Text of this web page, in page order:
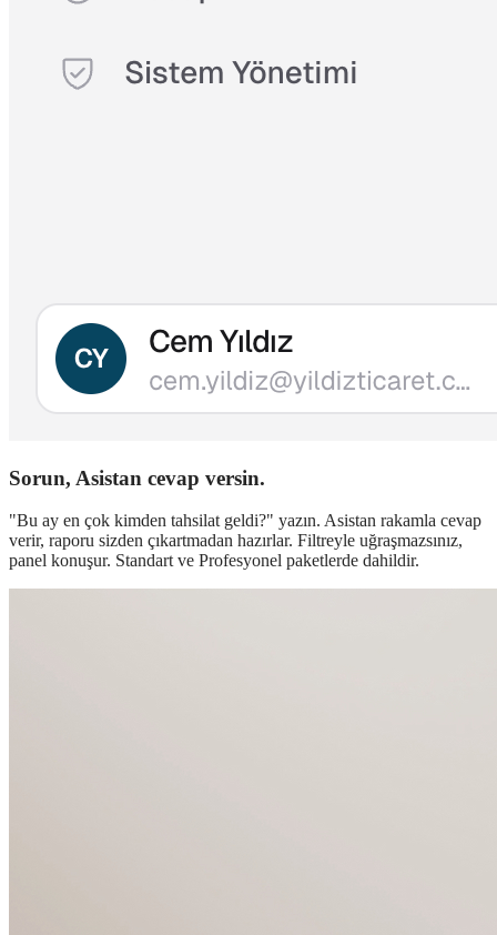
Sorun, Asistan cevap versin.
"Bu ay en çok kimden tahsilat geldi?" yazın. Asistan rakamla cevap
verir, raporu sizden çıkartmadan hazırlar. Filtreyle uğraşmazsınız,
panel konuşur. Standart ve Profesyonel paketlerde dahildir.